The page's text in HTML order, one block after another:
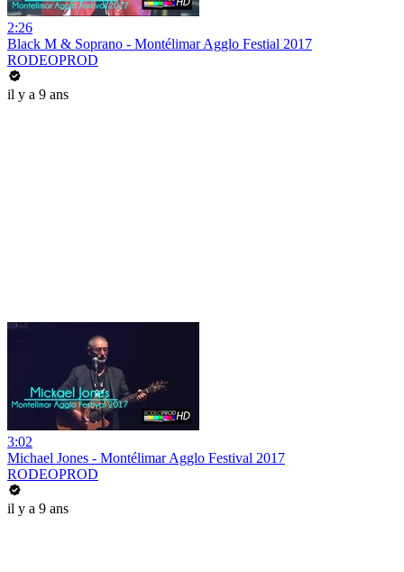
2:26
Black M & Soprano - Montélimar Agglo Festial 2017
RODEOPROD
il y a 9 ans
3:02
Michael Jones - Montélimar Agglo Festival 2017
RODEOPROD
il y a 9 ans